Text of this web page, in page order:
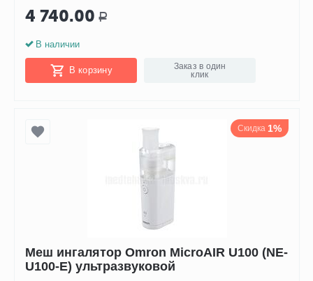
4 740.00 Р
В наличии
В корзину
Заказ в один
клик
Скидка 1%
Меш ингалятор Omron MicroAIR U100 (NE-
U100-E) ультразвуковой